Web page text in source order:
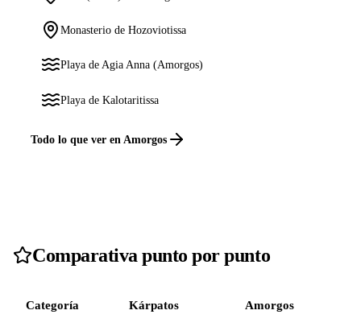
Monasterio de Hozoviotissa
Playa de Agia Anna (Amorgos)
Playa de Kalotaritissa
Todo lo que ver en Amorgos
Comparativa punto por punto
Categoría Kárpatos Amorgos